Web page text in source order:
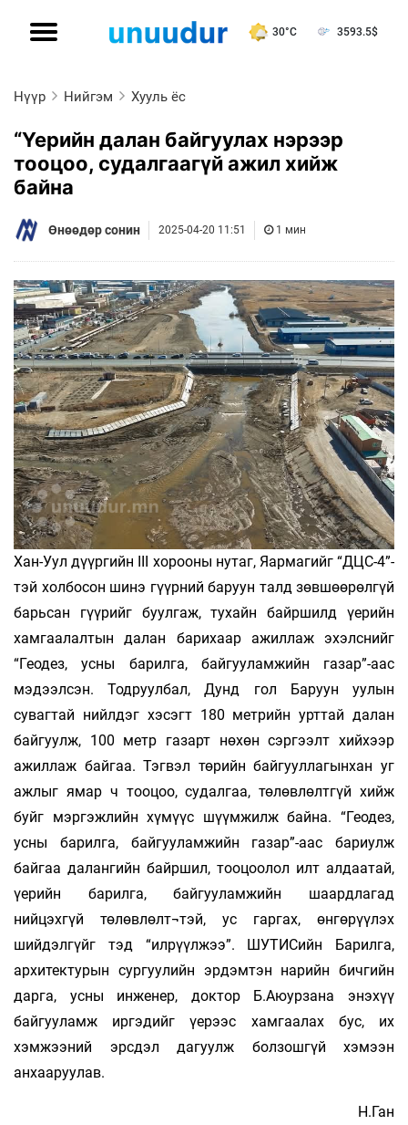
30°C 3593.5$
Нүүр Нийгэм Хууль ёс
“Үерийн далан байгуулах нэрээр
тооцоо, судалгаагүй ажил хийж
байна
Өнөөдөр сонин 2025-04-20 11:51 1 мин
Хан-Уул дүүргийн III хорооны нутаг, Яармагийг “ДЦС-4”-
тэй холбосон шинэ гүүрний баруун талд зөвшөөрөлгүй
барьсан гүүрийг буулгаж, тухайн байршилд үерийн
хамгаалалтын далан барихаар ажиллаж эхэлснийг
“Геодез, усны барилга, байгууламжийн газар”-аас
мэдээлсэн. Тодруулбал, Дунд гол Баруун уулын
сувагтай нийлдэг хэсэгт 180 метрийн урттай далан
байгуулж, 100 метр газарт нөхөн сэргээлт хийхээр
ажиллаж байгаа. Тэгвэл төрийн байгууллагынхан уг
ажлыг ямар ч тооцоо, судалгаа, төлөвлөлтгүй хийж
буйг мэргэжлийн хүмүүс шүүмжилж байна. “Геодез,
усны барилга, байгууламжийн газар”-аас бариулж
байгаа далангийн байршил, тооцоолол илт алдаатай,
үерийн барилга, байгууламжийн шаардлагад
нийцэхгүй төлөвлөлт¬тэй, ус гаргах, өнгөрүүлэх
шийдэлгүйг тэд “илрүүлжээ”. ШУТИСийн Барилга,
архитектурын сургуулийн эрдэмтэн нарийн бичгийн
дарга, усны инженер, доктор Б.Аюурзана энэхүү
байгууламж иргэдийг үерээс хамгаалах бус, их
хэмжээний эрсдэл дагуулж болзошгүй хэмээн
анхааруулав.
Н.Ган